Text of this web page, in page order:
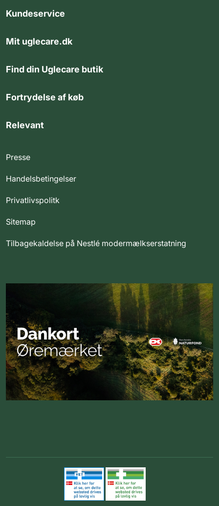
Kundeservice
Mit uglecare.dk
Find din Uglecare butik
Fortrydelse af køb
Relevant
Presse
Handelsbetingelser
Privatlivspolitk
Sitemap
Tilbagekaldelse på Nestlé modermælkserstatning